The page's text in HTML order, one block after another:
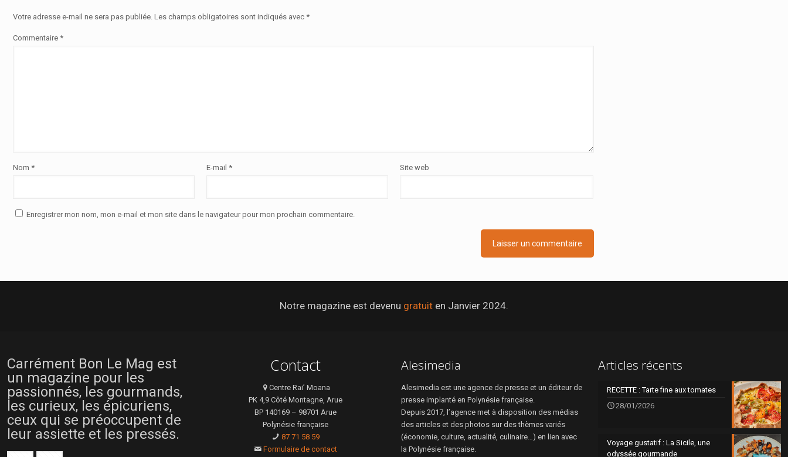
Votre adresse e-mail ne sera pas publiée. Les champs obligatoires sont indiqués avec *
Commentaire *
Nom * E-mail * Site web
Enregistrer mon nom, mon e-mail et mon site dans le navigateur pour mon prochain commentaire.
Notre magazine est devenu gratuit en Janvier 2024.
Carrément Bon Le Mag est
un magazine pour les
passionnés, les gourmands,
les curieux, les épicuriens,
ceux qui se préoccupent de
leur assiette et les pressés.
Contact
Centre Rai’ Moana
PK 4,9 Côté Montagne, Arue
BP 140169 – 98701 Arue
Polynésie française
87 71 58 59
Formulaire de contact
Alesimedia
Alesimedia est une agence de presse et un éditeur de
presse implanté en Polynésie française.
Depuis 2017, l’agence met à disposition des médias
des articles et des photos sur des thèmes variés
(économie, culture, actualité, culinaire…) en lien avec
la Polynésie française.
Articles récents
RECETTE : Tarte fine aux tomates
28/01/2026
Voyage gustatif : La Sicile, une
odyssée gourmande